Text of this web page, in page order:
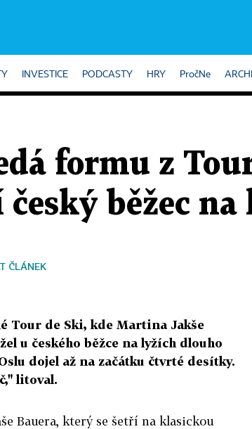
INVESTICE PODCASTY HRY PročNe
formu z
český běžec
ČLÁNEK
Tour de Ski, kde Martina Jakše
u českého běžce na lyžích dlouho
dojel až na začátku čtvrté desítky.
litoval.
Bauera, který se šetří na klasickou